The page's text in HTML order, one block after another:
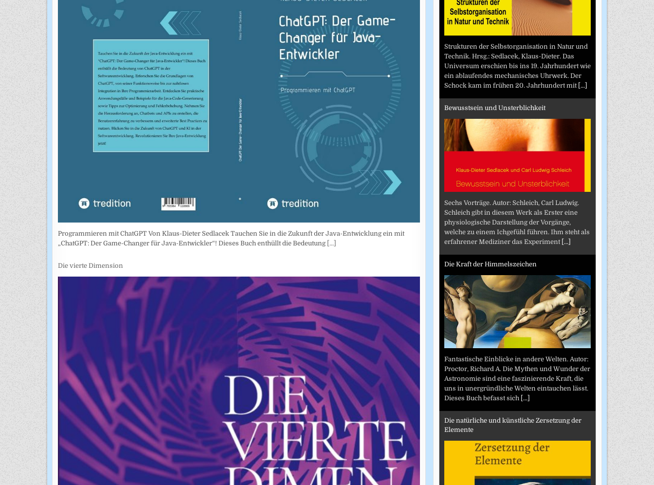
Programmieren mit ChatGPT Von Klaus-Dieter Sedlacek Tauchen Sie in die Zukunft der Java-Entwicklung ein mit
„ChatGPT: Der Game-Changer für Java-Entwickler“! Dieses Buch enthüllt die Bedeutung [...]
Die vierte Dimension
Strukturen der Selbstorganisation in Natur und
Technik. Hrsg.: Sedlacek, Klaus-Dieter. Das
Universum erschien bis ins 19. Jahrhundert wie
ein ablaufendes mechanisches Uhrwerk. Der
Schock kam im frühen 20. Jahrhundert mit [...]
Bewusstsein und Unsterblichkeit
Sechs Vorträge. Autor: Schleich, Carl Ludwig.
Schleich gibt in diesem Werk als Erster eine
physiologische Darstellung der Vorgänge,
welche zu einem Ichgefühl führen. Ihm steht als
erfahrener Mediziner das Experiment [...]
Die Kraft der Himmelszeichen
Fantastische Einblicke in andere Welten. Autor:
Proctor, Richard A. Die Mythen und Wunder der
Astronomie sind eine faszinierende Kraft, die
uns in unergründliche Welten eintauchen lässt.
Dieses Buch befasst sich [...]
Die natürliche und künstliche Zersetzung der
Elemente